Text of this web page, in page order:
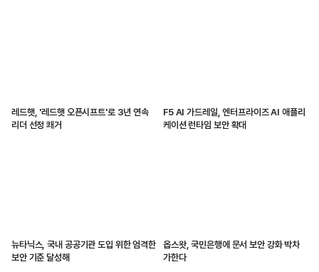
레드햇, '레드햇 오픈시프트'로 3년 연속
리더 선정 쾌거
F5 AI 가드레일, 엔터프라이즈 AI 애플리
케이션 런타임 보안 확대
뉴타닉스, 국내 공공기관 도입 위한 엄격한
보안 기준 달성해
옵스왓, 국민은행에 문서 보안 강화 박차
가한다